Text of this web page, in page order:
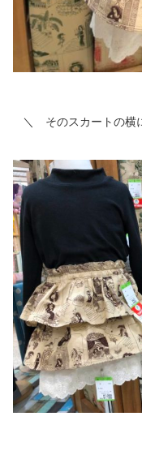
＼ そのスカートの横